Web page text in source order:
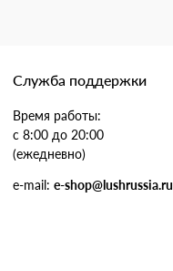
Служба поддержки
Время работы:
с 8:00 до 20:00
(ежедневно)
e-mail: e-shop@lushrussia.ru